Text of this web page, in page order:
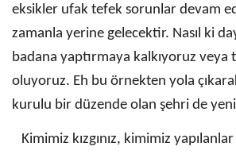
eksikler ufak tefek sorunlar devam
zamanla yerine gelecektir. Nasıl ki
badana yaptırmaya kalkıyoruz veya
oluyoruz. Eh bu örnekten yola
kurulu bir düzende olan şehri de
Kimimiz kızgınız, kimimiz